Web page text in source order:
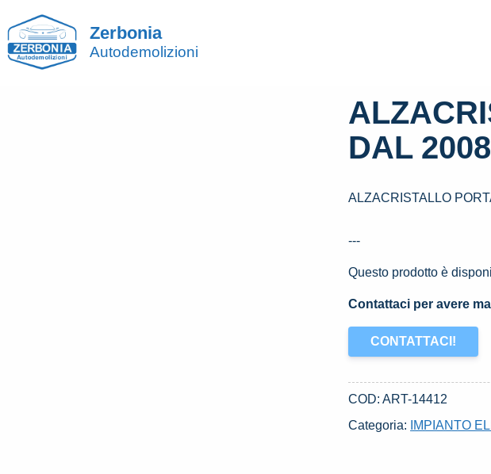
Zerbonia
Autodemolizioni
DAL
ALZACRISTALLO
---
Questo prodotto è
Contattaci per avere
CONTATTACI!
COD:ART-14412
Categoria:
IMPIANTO